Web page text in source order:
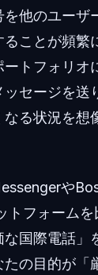
他のユーザ
ることが頻繁
トフォリオ
セージを送
る状況を想
や
トフォームを
国際電話」
たの目的が「